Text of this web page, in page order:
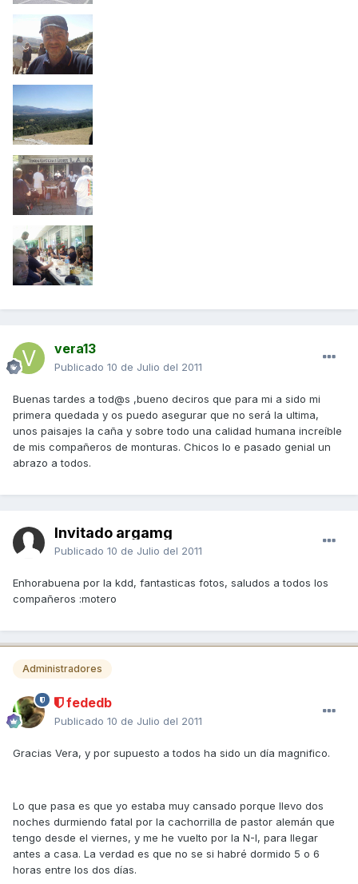
vera13
Publicado 10 de Julio del 2011
Buenas tardes a tod@s ,bueno deciros que para mi a sido mi
primera quedada y os puedo asegurar que no será la ultima,
unos paisajes la caña y sobre todo una calidad humana increíble
de mis compañeros de monturas. Chicos lo e pasado genial un
abrazo a todos.
Invitado argamg
Publicado 10 de Julio del 2011
Enhorabuena por la kdd, fantasticas fotos, saludos a todos los
compañeros :motero
Administradores
fededb
Publicado 10 de Julio del 2011
Gracias Vera, y por supuesto a todos ha sido un día magnifico.
Lo que pasa es que yo estaba muy cansado porque llevo dos
noches durmiendo fatal por la cachorrilla de pastor alemán que
tengo desde el viernes, y me he vuelto por la N-I, para llegar
antes a casa. La verdad es que no se si habré dormido 5 o 6
horas entre los dos días.